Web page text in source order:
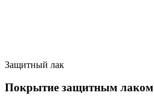
Защитный лак
Покрытие защитным лаком